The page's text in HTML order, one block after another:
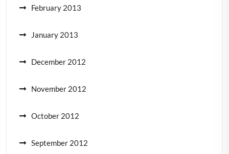
February 2013
January 2013
December 2012
November 2012
October 2012
September 2012